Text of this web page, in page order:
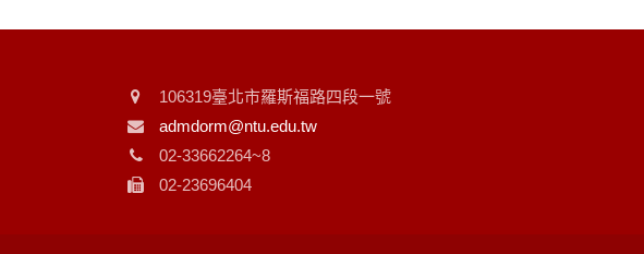
106319臺北市羅斯福路四段一號
admdorm@ntu.edu.tw
02-33662264~8
02-23696404